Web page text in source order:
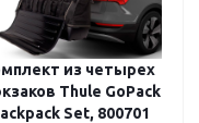
из четырех
Thule GoPack
Set, 800701